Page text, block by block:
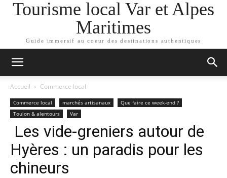
Tourisme local Var et Alpes
Maritimes
Guide immersif au coeur des destinations authentiques
Accueil Commerce local
Commerce local marchés artisanaux
Que faire ce week-end ?
Toulon & alentours
Var
Les vide-greniers autour de
Hyères : un paradis pour les
chineurs